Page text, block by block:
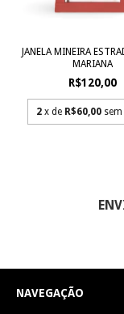
JANELA MINEIRA
MARIANA
R$120,00
2 x de R$60,00
NAVEGAÇÃO